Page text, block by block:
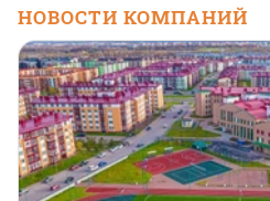
НОВОСТИ КОМПАНИЙ